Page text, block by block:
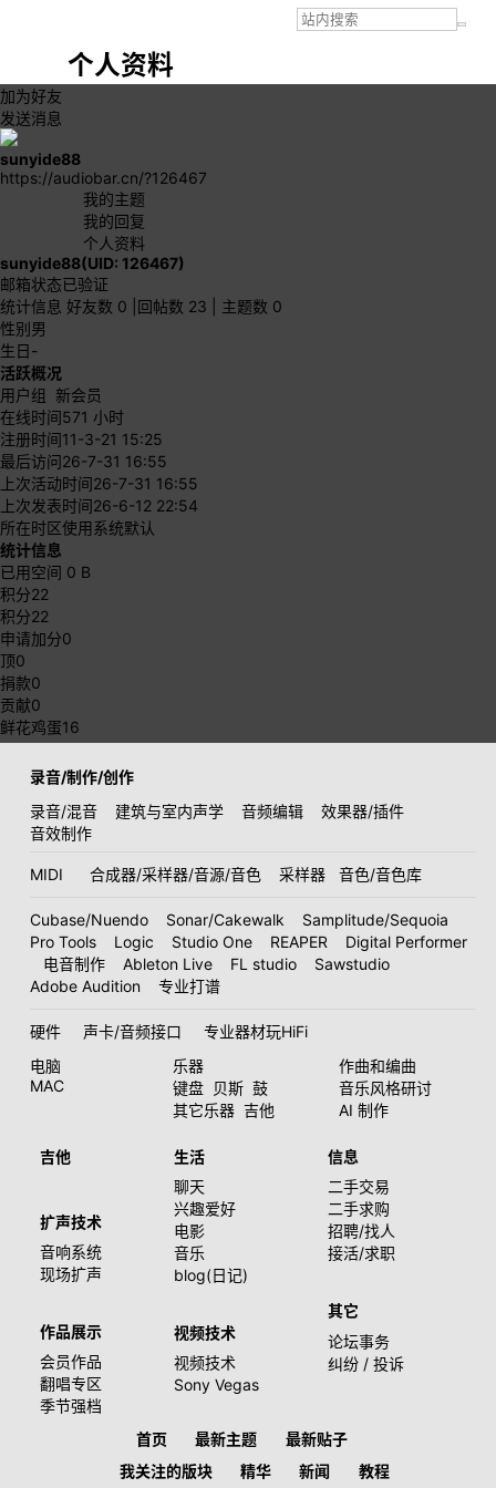
个人资料
加为好友
发送消息
sunyide88
https://audiobar.cn/?126467
我的主题
我的回复
个人资料
sunyide88(UID: 126467)
邮箱状态已验证
统计信息 好友数 0 回帖数 23
主题数 0
性别男
生日-
活跃概况
用户组 新会员
在线时间571 小时
注册时间11-3-21 15:25
最后访问26-7-31 16:55
上次活动时间26-7-31 16:55
上次发表时间26-6-12 22:54
所在时区使用系统默认
统计信息
已用空间 0 B
积分22
积分22
申请加分0
顶0
捐款0
贡献0
鲜花鸡蛋16
录音/制作/创作
录音/混音
建筑与室内声学 音频编辑
效果器/插件
音效制作
MIDI 合成器/采样器/音源/音色 采样器 音色/音色库
Cubase/Nuendo Sonar/Cakewalk
Samplitude/Sequoia
Pro Tools
Logic Studio One REAPER
Digital Performer
电音制作
Ableton Live FL studio
Sawstudio
Adobe Audition
专业打谱
硬件 声卡/音频接口
专业器材玩HiFi
电脑
MAC
乐器
键盘 贝斯 鼓
其它乐器 吉他
作曲和编曲
音乐风格研讨
AI 制作
吉他
扩声技术
音响系统
现场扩声
作品展示
会员作品
翻唱专区
季节强档
生活
聊天
兴趣爱好
电影
音乐
blog(日记)
视频技术
视频技术
Sony Vegas
信息
二手交易
二手求购
招聘/找人
接活/求职
其它
论坛事务
纠纷 / 投诉
首页 最新主题
最新贴子
我关注的版块
精华 新闻 教程